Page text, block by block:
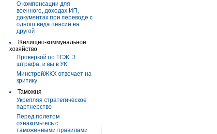
О компенсации для
военного, доходах ИП,
документах при переводе с
одного вида пенсии на
другой
Жилищно-коммунальное
хозяйство
Проверкой по ТСЖ: 3
штрафа, и вы в УК
МинстройЖКХ отвечает на
критику
Таможня
Укрепляя стратегическое
партнерство
Перед полетом
ознакомьтесь с
таможенными правилами